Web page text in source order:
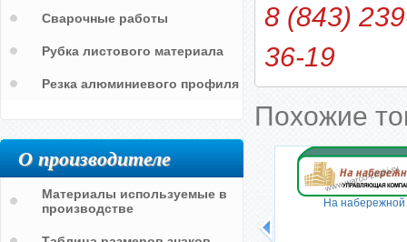
8 (843)
36-19
Похожие
На набережной
Сварочные работы
Рубка листового материала
Резка алюминиевого профиля
О производителе
Материалы используемые в
производстве